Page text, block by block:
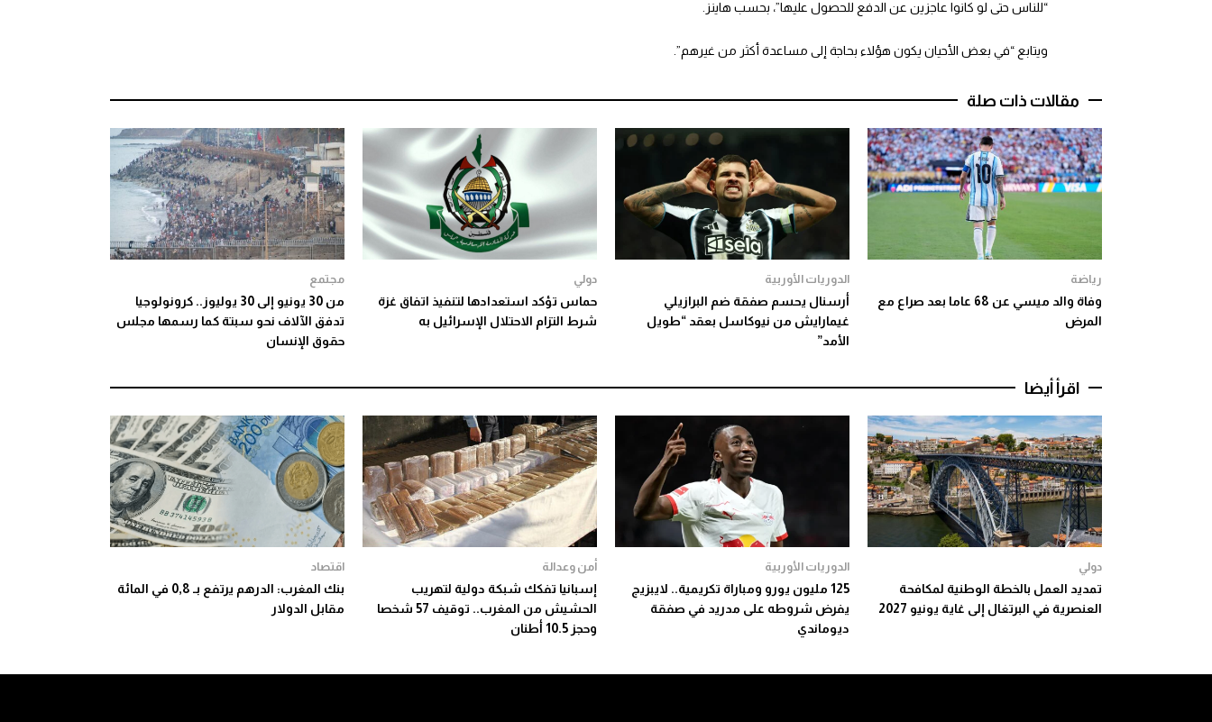
“للناس حتى لو كانوا عاجزين عن الدفع للحصول عليها”، بحسب هاينز.
ويتابع “في بعض الأحيان يكون هؤلاء بحاجة إلى مساعدة أكثر من غيرهم”.
مقالات ذات صلة
رياضة
وفاة والد ميسي عن 68 عاما بعد صراع مع
المرض
الدوريات الأوربية
أرسنال يحسم صفقة ضم البرازيلي
غيمارايش من نيوكاسل بعقد “طويل
الأمد”
دولي
حماس تؤكد استعدادها لتنفيذ اتفاق غزة
شرط التزام الاحتلال الإسرائيل به
مجتمع
من 30 يونيو إلى 30 يوليوز.. كرونولوجيا
تدفق الآلاف نحو سبتة كما رسمها مجلس
حقوق الإنسان
اقرأ أيضا
دولي
تمديد العمل بالخطة الوطنية لمكافحة
العنصرية في البرتغال إلى غاية يونيو 2027
الدوريات الأوربية
125 مليون يورو ومباراة تكريمية.. لايبزيج
يفرض شروطه على مدريد في صفقة
ديوماندي
أمن وعدالة
إسبانيا تفكك شبكة دولية لتهريب
الحشيش من المغرب.. توقيف 57 شخصا
وحجز 10.5 أطنان
اقتصاد
بنك المغرب: الدرهم يرتفع بـ 0,8 في المائة
مقابل الدولار